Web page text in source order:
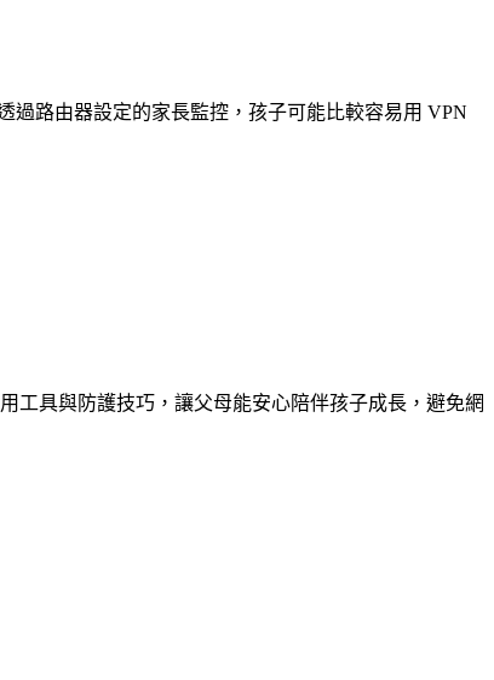
過路由器設定的家長監控，孩子可能比較容易用 VPN
工具與防護技巧，讓父母能安心陪伴孩子成長，避免網